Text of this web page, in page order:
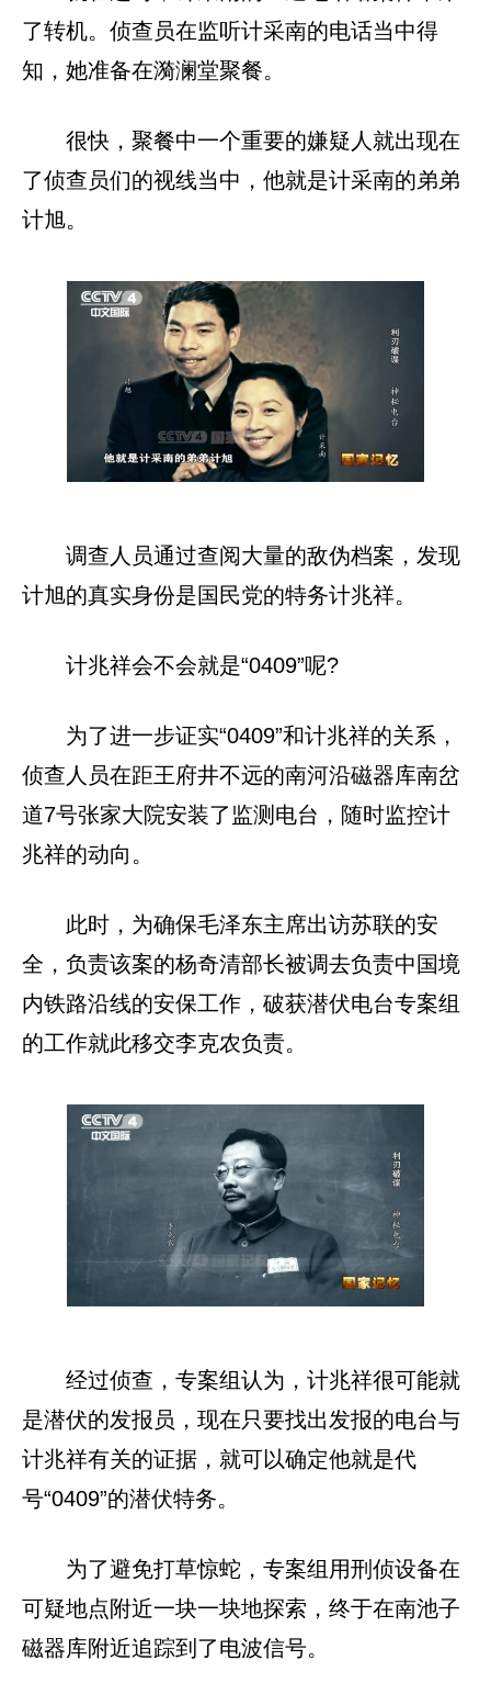
了转机。侦查员在监听计采南的电话当中得
知，她准备在漪澜堂聚餐。
很快，聚餐中一个重要的嫌疑人就出现在
了侦查员们的视线当中，他就是计采南的弟弟
计旭。
调查人员通过查阅大量的敌伪档案，发现
计旭的真实身份是国民党的特务计兆祥。
计兆祥会不会就是“0409”呢?
为了进一步证实“0409”和计兆祥的关系，
侦查人员在距王府井不远的南河沿磁器库南岔
道7号张家大院安装了监测电台，随时监控计
兆祥的动向。
此时，为确保毛泽东主席出访苏联的安
全，负责该案的杨奇清部长被调去负责中国境
内铁路沿线的安保工作，破获潜伏电台专案组
的工作就此移交李克农负责。
经过侦查，专案组认为，计兆祥很可能就
是潜伏的发报员，现在只要找出发报的电台与
计兆祥有关的证据，就可以确定他就是代
号“0409”的潜伏特务。
为了避免打草惊蛇，专案组用刑侦设备在
可疑地点附近一块一块地探索，终于在南池子
磁器库附近追踪到了电波信号。